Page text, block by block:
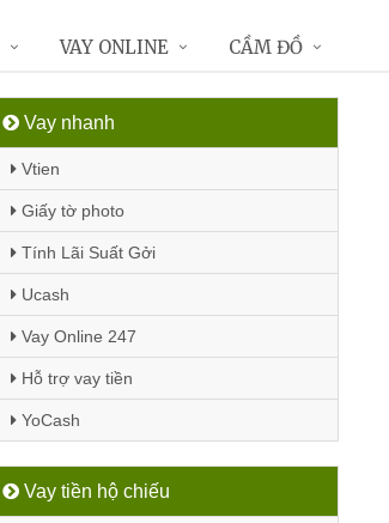
Vay nhanh
Vtien
Giấy tờ photo
Tính Lãi Suất Gởi
Ucash
Vay Online 247
Hỗ trợ vay tiền
YoCash
Vay tiền hộ chiếu
VAY ONLINE CẦM ĐỒ